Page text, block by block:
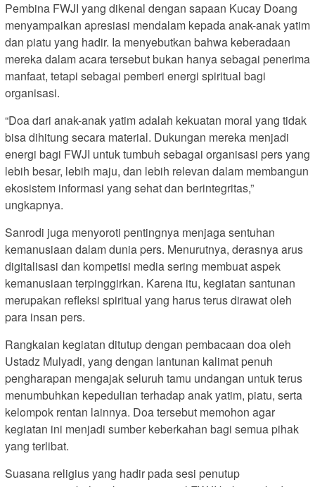
Pembina FWJI yang dikenal dengan sapaan Kucay Doang
menyampaikan apresiasi mendalam kepada anak-anak yatim
dan piatu yang hadir. Ia menyebutkan bahwa keberadaan
mereka dalam acara tersebut bukan hanya sebagai penerima
manfaat, tetapi sebagai pemberi energi spiritual bagi
organisasi.
“Doa dari anak-anak yatim adalah kekuatan moral yang tidak
bisa dihitung secara material. Dukungan mereka menjadi
energi bagi FWJI untuk tumbuh sebagai organisasi pers yang
lebih besar, lebih maju, dan lebih relevan dalam membangun
ekosistem informasi yang sehat dan berintegritas,”
ungkapnya.
Sanrodi juga menyoroti pentingnya menjaga sentuhan
kemanusiaan dalam dunia pers. Menurutnya, derasnya arus
digitalisasi dan kompetisi media sering membuat aspek
kemanusiaan terpinggirkan. Karena itu, kegiatan santunan
merupakan refleksi spiritual yang harus terus dirawat oleh
para insan pers.
Rangkaian kegiatan ditutup dengan pembacaan doa oleh
Ustadz Mulyadi, yang dengan lantunan kalimat penuh
pengharapan mengajak seluruh tamu undangan untuk terus
menumbuhkan kepedulian terhadap anak yatim, piatu, serta
kelompok rentan lainnya. Doa tersebut memohon agar
kegiatan ini menjadi sumber keberkahan bagi semua pihak
yang terlibat.
Suasana religius yang hadir pada sesi penutup